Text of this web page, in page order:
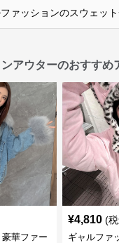
ァッションのスウェット
アウターのおすすめ
華ファー
¥4,810 (
ギャルファ